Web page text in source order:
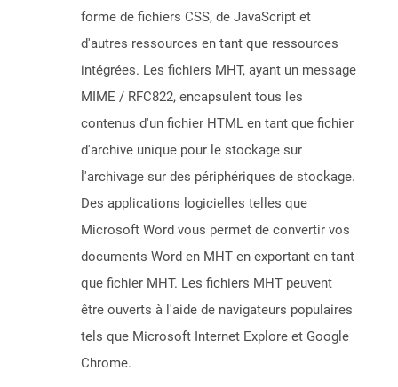
forme de fichiers CSS, de JavaScript et
d'autres ressources en tant que ressources
intégrées. Les fichiers MHT, ayant un message
MIME / RFC822, encapsulent tous les
contenus d'un fichier HTML en tant que fichier
d'archive unique pour le stockage sur
l'archivage sur des périphériques de stockage.
Des applications logicielles telles que
Microsoft Word vous permet de convertir vos
documents Word en MHT en exportant en tant
que fichier MHT. Les fichiers MHT peuvent
être ouverts à l'aide de navigateurs populaires
tels que Microsoft Internet Explore et Google
Chrome.